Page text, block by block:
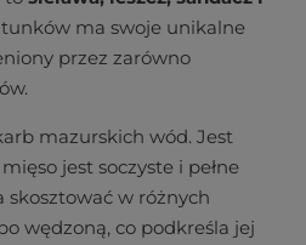
ma swoje unikalne
przez zarówno
mazurskich wód. Jest
jest soczyste i pełne
skosztować w różnych
wędzoną, co podkreśla jej